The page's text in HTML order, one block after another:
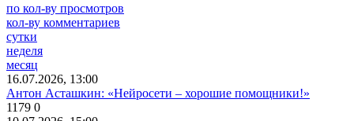
по кол-ву просмотров
кол-ву комментариев
сутки
неделя
месяц
16.07.2026, 13:00
Антон Асташкин: «Нейросети – хорошие помощники!»
1179 0